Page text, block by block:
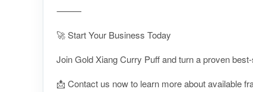
⸻
🚀 Start Your Business Today
Join Gold Xiang Curry Puff and turn a proven
📩 Contact us now to learn more about available